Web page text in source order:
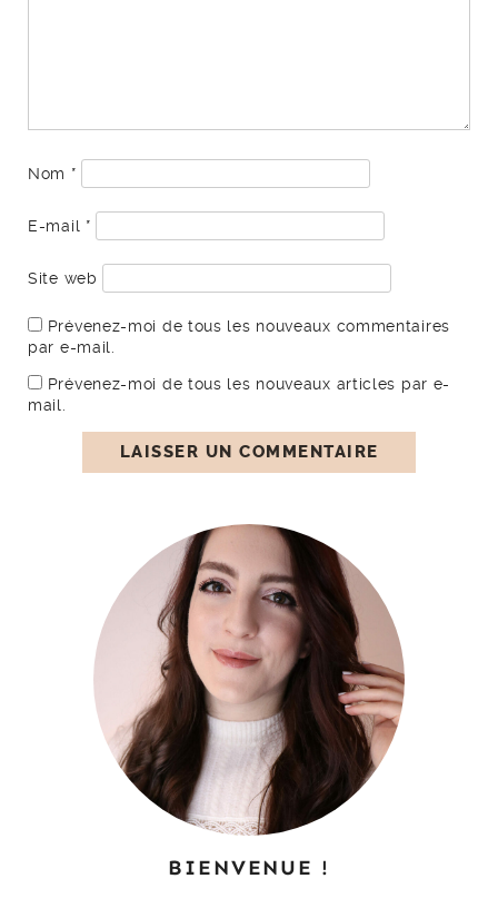
Nom *
E-mail *
Site web
Prévenez-moi de tous les nouveaux commentaires
par e-mail.
Prévenez-moi de tous les nouveaux articles par e-
mail.
BIENVENUE !